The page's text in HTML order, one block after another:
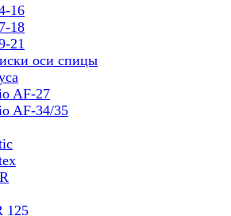
16
18
21
оси спицы
AF-27
AF-34/35
125